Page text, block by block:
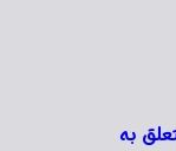
کلیه حقوق مادی و معنوی سایت متعلق به